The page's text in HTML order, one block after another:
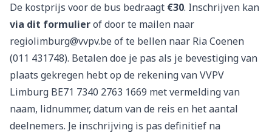
De kostprijs voor de bus bedraagt €30. Inschrijven kan
via dit formulierof door te mailen naar
regiolimburg@vvpv.beof te bellen naar Ria Coenen
(011 431748). Betalen doe je pas als je bevestiging van
plaats gekregen hebt op de rekening van VVPV
Limburg BE71 7340 2763 1669 met vermelding van
naam, lidnummer, datum van de reis en het aantal
deelnemers. Je inschrijving is pas definitief na